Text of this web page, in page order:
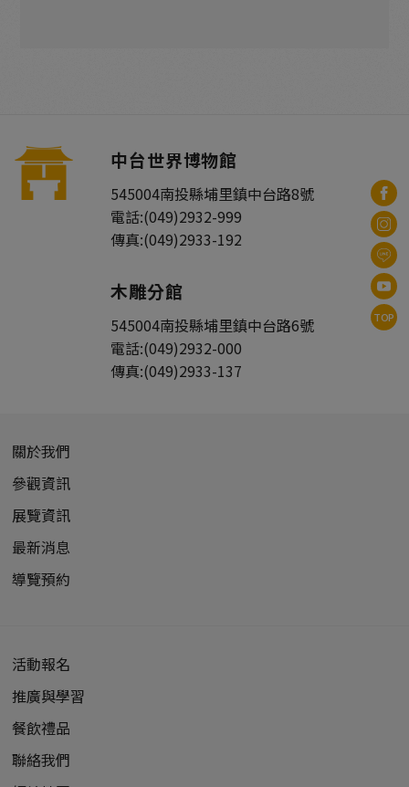
中台世界博物館
545004南投縣埔里鎮中台路8號
電話:(049)2932-999
傳真:(049)2933-192
木雕分館
545004南投縣埔里鎮中台路6號
電話:(049)2932-000
傳真:(049)2933-137
關於我們
參觀資訊
展覽資訊
最新消息
導覽預約
活動報名
推廣與學習
餐飲禮品
聯絡我們
TOP